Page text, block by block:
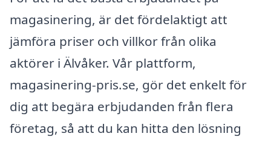
magasinering, är det fördelaktigt att
jämföra priser och villkor från olika
aktörer i Älvåker. Vår plattform,
magasinering-pris.se, gör det enkelt för
dig att begära erbjudanden från flera
företag, så att du kan hitta den lösning